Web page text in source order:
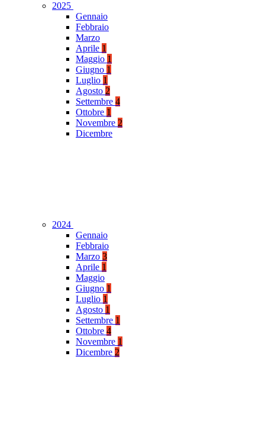
2025
Gennaio
Febbraio
Marzo
Aprile 1
Maggio 1
Giugno 1
Luglio 1
Agosto 2
Settembre 4
Ottobre 1
Novembre 2
Dicembre
2024
Gennaio
Febbraio
Marzo 3
Aprile 1
Maggio
Giugno 1
Luglio 1
Agosto 1
Settembre 1
Ottobre 4
Novembre 1
Dicembre 2